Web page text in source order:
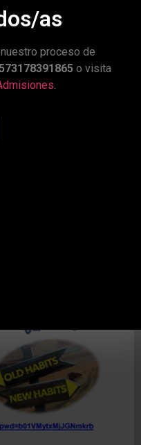
as
proceso de
o visita
.